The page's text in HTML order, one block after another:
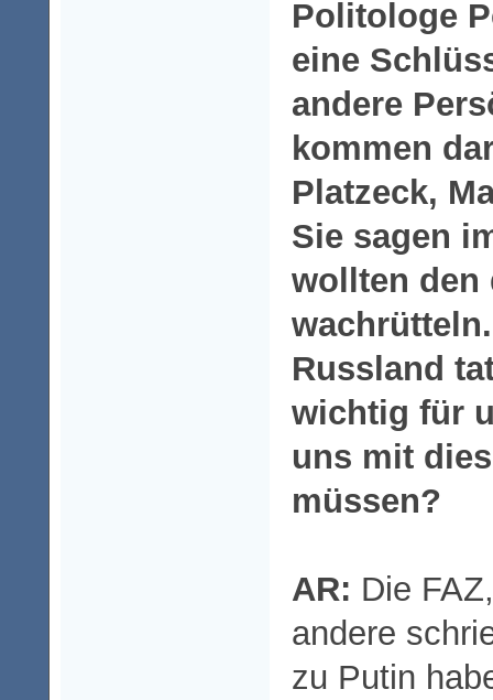
Politologe
eine
andere
kommen
Platzeck,
Sie sagen
wollten den
Russland
wichtig für
uns mit
müssen?
AR: Die
andere
zu Putin